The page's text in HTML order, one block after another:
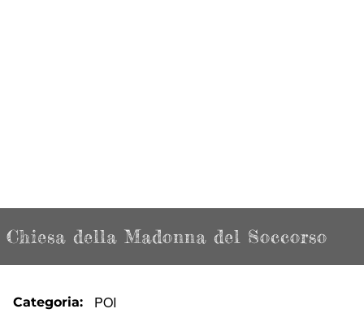
Chiesa della Madonna del Soccorso
Categoria POI